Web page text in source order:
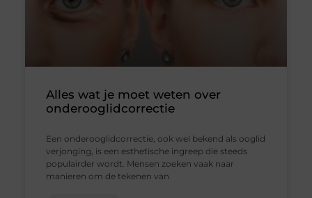
Alles wat je moet weten over
onderooglidcorrectie
Een onderooglidcorrectie, ook wel bekend als ooglid
verjonging, is een esthetische ingreep die steeds
populairder wordt. Mensen zoeken vaak naar
manieren om de tekenen van